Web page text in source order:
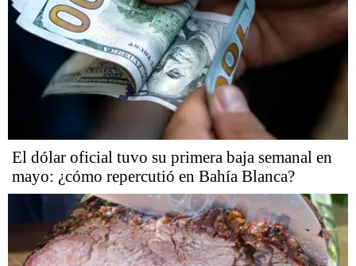
El dólar oficial tuvo su primera baja semanal en
mayo: ¿cómo repercutió en Bahía Blanca?